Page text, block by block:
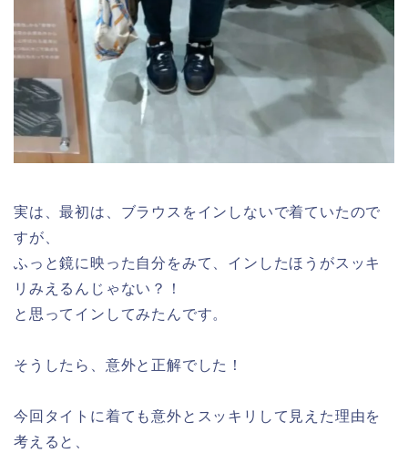
実は、最初は、ブラウスをインしないで着ていたので
すが、
ふっと鏡に映った自分をみて、インしたほうがスッキ
リみえるんじゃない？！
と思ってインしてみたんです。
そうしたら、意外と正解でした！
今回タイトに着ても意外とスッキリして見えた理由を
考えると、